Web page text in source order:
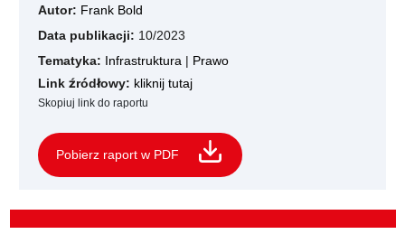
Autor: Frank Bold
Data publikacji: 10/2023
Tematyka: Infrastruktura | Prawo
Link źródłowy: kliknij tutaj
Skopiuj link do raportu
Pobierz raport w PDF